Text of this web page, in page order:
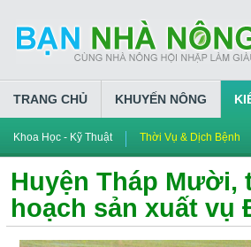
TRANG CHỦ KHUYẾN NÔNG
Khoa Học - Kỹ Thuật Thời Vụ & Dịch Bệnh
Huyện Tháp Mười,
hoạch sản xuất vụ